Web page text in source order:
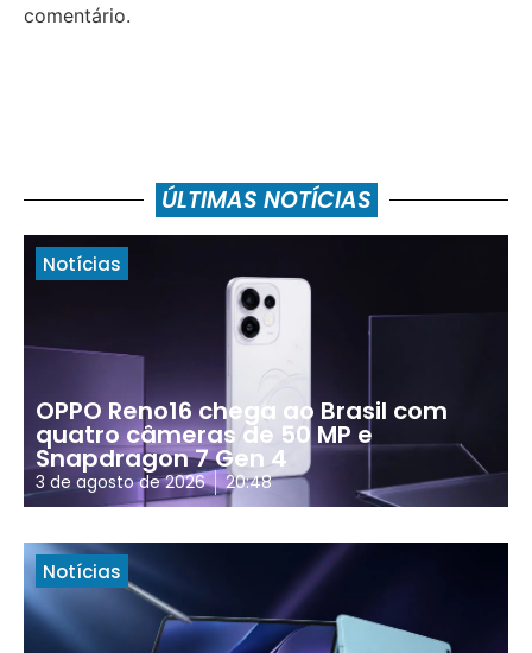
comentário.
ÚLTIMAS NOTÍCIAS
Notícias
OPPO Reno16 chega ao Brasil com
quatro câmeras de 50 MP e
Snapdragon 7 Gen 4
3 de agosto de 2026 20:48
Notícias